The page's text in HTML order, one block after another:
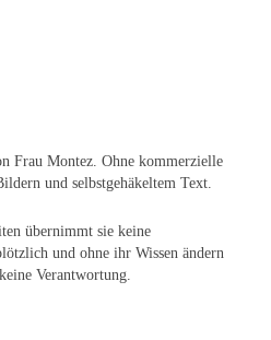
Frau Montez. Ohne kommerzielle
und selbstgehäkeltem Text.
übernimmt sie keine
und ohne ihr Wissen ändern
Verantwortung.